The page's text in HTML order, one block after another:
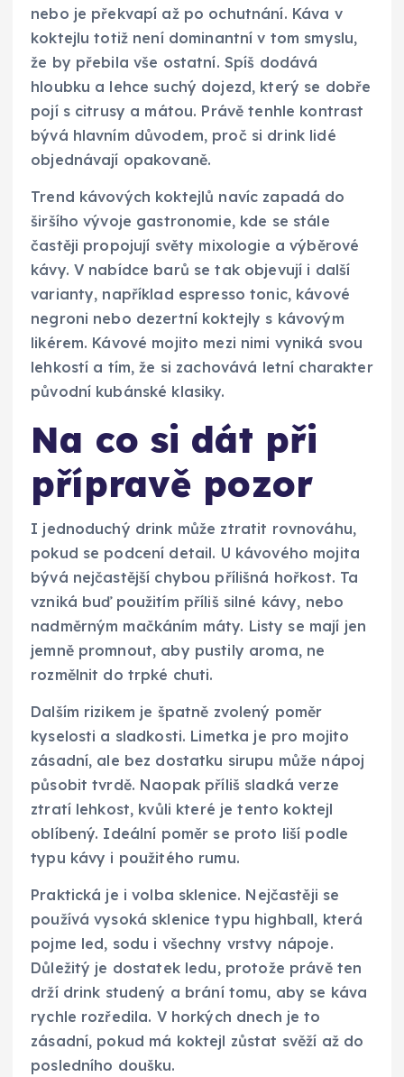
nebo je překvapí až po ochutnání. Káva v
koktejlu totiž není dominantní v tom smyslu,
že by přebila vše ostatní. Spíš dodává
hloubku a lehce suchý dojezd, který se dobře
pojí s citrusy a mátou. Právě tenhle kontrast
bývá hlavním důvodem, proč si drink lidé
objednávají opakovaně.
Trend kávových koktejlů navíc zapadá do
širšího vývoje gastronomie, kde se stále
častěji propojují světy mixologie a výběrové
kávy. V nabídce barů se tak objevují i další
varianty, například espresso tonic, kávové
negroni nebo dezertní koktejly s kávovým
likérem. Kávové mojito mezi nimi vyniká svou
lehkostí a tím, že si zachovává letní charakter
původní kubánské klasiky.
Na co si dát při
přípravě pozor
I jednoduchý drink může ztratit rovnováhu,
pokud se podcení detail. U kávového mojita
bývá nejčastější chybou přílišná hořkost. Ta
vzniká buď použitím příliš silné kávy, nebo
nadměrným mačkáním máty. Listy se mají jen
jemně promnout, aby pustily aroma, ne
rozmělnit do trpké chuti.
Dalším rizikem je špatně zvolený poměr
kyselosti a sladkosti. Limetka je pro mojito
zásadní, ale bez dostatku sirupu může nápoj
působit tvrdě. Naopak příliš sladká verze
ztratí lehkost, kvůli které je tento koktejl
oblíbený. Ideální poměr se proto liší podle
typu kávy i použitého rumu.
Praktická je i volba sklenice. Nejčastěji se
používá vysoká sklenice typu highball, která
pojme led, sodu i všechny vrstvy nápoje.
Důležitý je dostatek ledu, protože právě ten
drží drink studený a brání tomu, aby se káva
rychle rozředila. V horkých dnech je to
zásadní, pokud má koktejl zůstat svěží až do
posledního doušku.